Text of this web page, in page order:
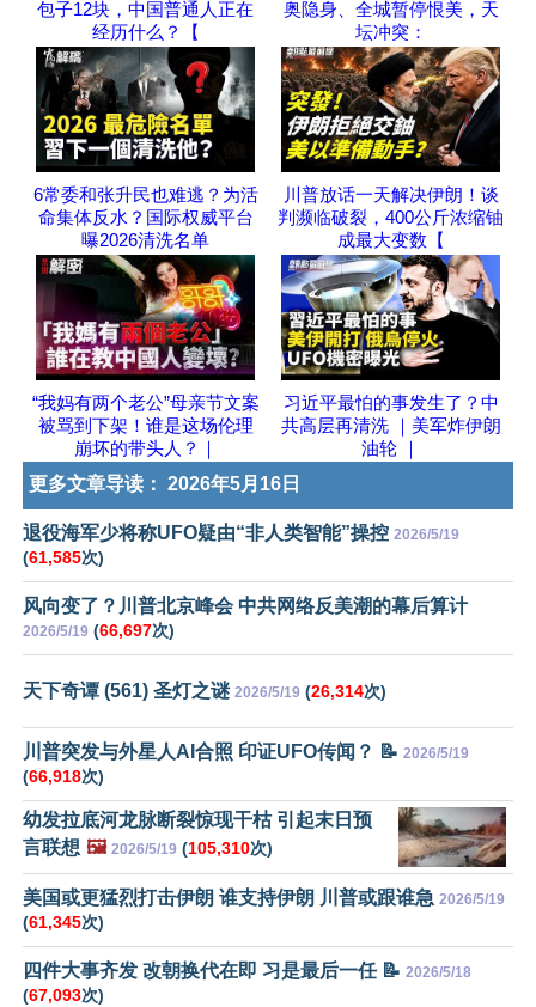
包子12块，中国普通人正在
经历什么？【
奥隐身、全城暂停恨美，天
坛冲突：
6常委和张升民也难逃？为活
命集体反水？国际权威平台
曝2026清洗名单
川普放话一天解决伊朗！谈
判濒临破裂，400公斤浓缩铀
成最大变数【
“我妈有两个老公”母亲节文案
被骂到下架！谁是这场伦理
崩坏的带头人？｜
习近平最怕的事发生了？中
共高层再清洗 ｜美军炸伊朗
油轮 ｜
更多文章导读： 2026年5月16日
退役海军少将称UFO疑由“非人类智能”操控 2026/5/19
(61,585次)
风向变了？川普北京峰会 中共网络反美潮的幕后算计
2026/5/19 (66,697次)
天下奇谭 (561) 圣灯之谜 2026/5/19 (26,314次)
川普突发与外星人AI合照 印证UFO传闻？ 📝 2026/5/19
(66,918次)
幼发拉底河龙脉断裂惊现干枯 引起末日预
言联想 🖼️ 2026/5/19 (105,310次)
美国或更猛烈打击伊朗 谁支持伊朗 川普或跟谁急 2026/5/19
(61,345次)
四件大事齐发 改朝换代在即 习是最后一任 📝 2026/5/18
(67,093次)